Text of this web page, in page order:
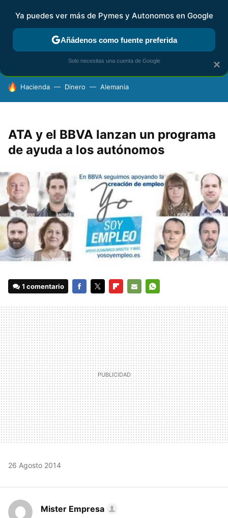
FISCALIDAD Y CONTABILIDAD KIT DIGITAL RENTA
HOY SE HABLA DE
Hacienda Dinero Alemania
ATA y el BBVA lanzan un programa
de ayuda a los autónomos
1 comentario
MAIL
26 Agosto 2014
Mister Empresa
×
Ya puedes ver más de Pymes y Autonomos en Google
Añádenos como fuente preferida
Solo necesitas una cuenta de Google